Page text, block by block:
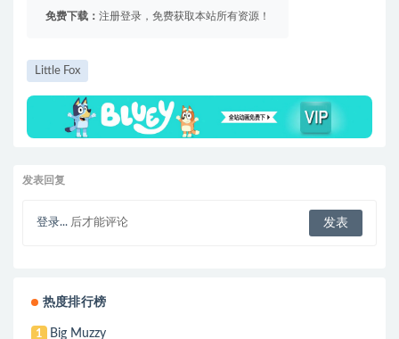
免费下载： 注册登录，免费获取本站所有资源！
Little Fox
发表回复
登录... 后才能评论
热度排行榜
1
Big Muzzy